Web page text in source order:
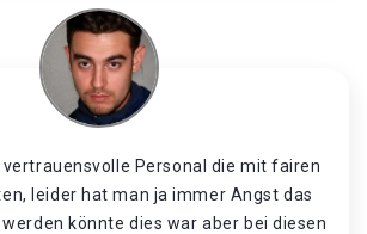
Personal die mit fairen
leider hat man ja immer Angst das
könnte dies war aber bei diesen